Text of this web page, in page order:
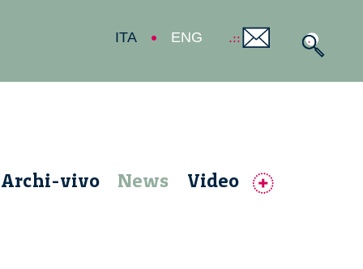
ITA ENG
Archi-vivo News Video